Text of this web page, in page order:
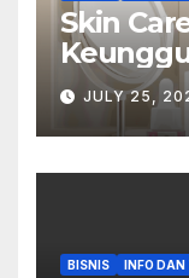
Skin
JULY 25,
BISNIS INFO